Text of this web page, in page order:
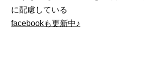
に配慮している
facebookも更新中♪